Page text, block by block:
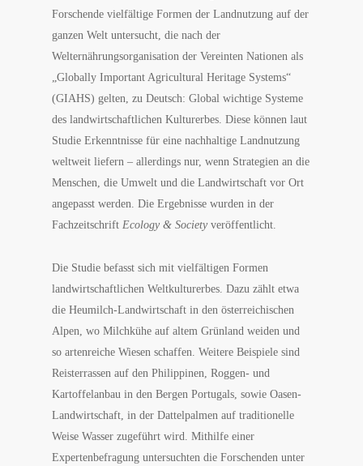
Forschende vielfältige Formen der Landnutzung auf der
ganzen Welt untersucht, die nach der
Welternährungsorganisation der Vereinten Nationen als
„Globally Important Agricultural Heritage Systems“
(GIAHS) gelten, zu Deutsch: Global wichtige Systeme
des landwirtschaftlichen Kulturerbes. Diese können laut
Studie Erkenntnisse für eine nachhaltige Landnutzung
weltweit liefern – allerdings nur, wenn Strategien an die
Menschen, die Umwelt und die Landwirtschaft vor Ort
angepasst werden. Die Ergebnisse wurden in der
FachzeitschriftEcology & Society veröffentlicht.
Die Studie befasst sich mit vielfältigen Formen
landwirtschaftlichen Weltkulturerbes. Dazu zählt etwa
die Heumilch-Landwirtschaft in den österreichischen
Alpen, wo Milchkühe auf altem Grünland weiden und
so artenreiche Wiesen schaffen. Weitere Beispiele sind
Reisterrassen auf den Philippinen, Roggen- und
Kartoffelanbau in den Bergen Portugals, sowie Oasen-
Landwirtschaft, in der Dattelpalmen auf traditionelle
Weise Wasser zugeführt wird. Mithilfe einer
Expertenbefragung untersuchten die Forschenden unter